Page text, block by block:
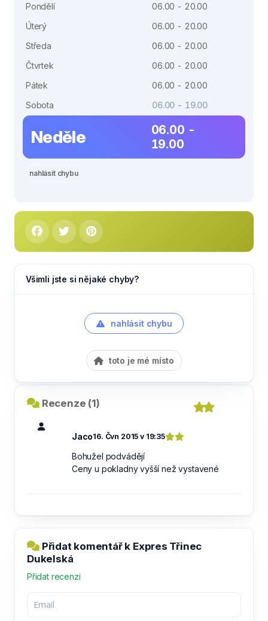
Pondělí
06.00 - 20.00
Úterý
06.00 - 20.00
Středa
06.00 - 20.00
Čtvrtek
06.00 - 20.00
Pátek
06.00 - 20.00
Sobota
06.00 - 19.00
Neděle
06.00 -
19.00
nahlásit chybu
Všimli jste si nějaké chyby?
nahlásit chybu
toto je mé místo
Recenze (1)
Jaco16. Čvn 2015 v 19:35
Bohužel podvádějí
Ceny u pokladny vyšší než vystavené
Přidat komentář k Expres Třinec
Dukelská
Přidat recenzi